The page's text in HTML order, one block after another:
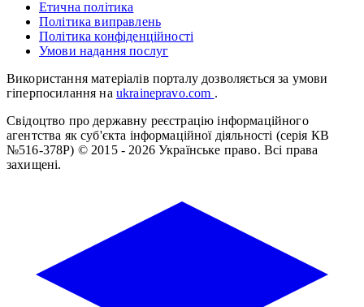
Етична політика
Політика виправлень
Політика конфіденційності
Умови надання послуг
Використання матеріалів порталу дозволяється за умови
гіперпосилання на ukrainepravo.com .
Свідоцтво про державну реєстрацію інформаційного
агентства як суб'єкта інформаційної діяльності (серія КВ
№516-378Р) © 2015 - 2026 Українське право. Всі права
захищені.